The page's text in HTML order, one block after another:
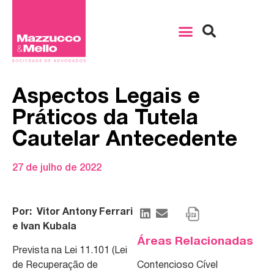
Aspectos Legais e
Práticos da Tutela
Cautelar Antecedente
27 de julho de 2022
Por: Vitor Antony Ferrari
e Ivan Kubala
Prevista na Lei 11.101 (Lei
de Recuperação de
Áreas Relacionadas
Contencioso Cível